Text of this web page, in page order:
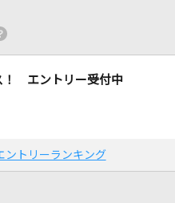
！ エントリー受付中
ントリーランキング